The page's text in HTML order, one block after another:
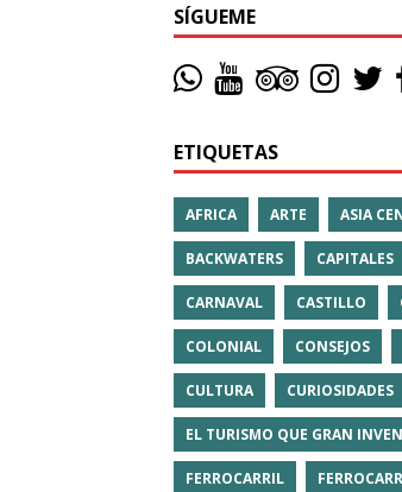
SÍGUEME
ETIQUETAS
AFRICA ARTE ASIA
BACKWATERS CAPITALES
CARNAVAL CASTILLO
COLONIAL CONSEJOS
CULTURA CURIOSIDADES
EL TURISMO QUE GRAN
FERROCARRIL